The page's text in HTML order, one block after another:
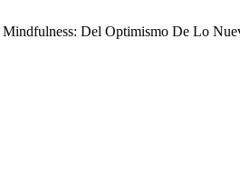
Mindfulness: Del Optimismo De Lo